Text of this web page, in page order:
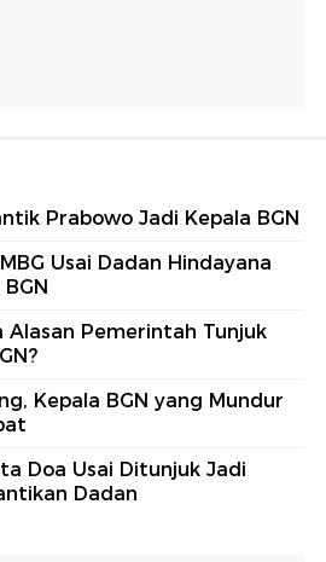
Prabowo Jadi Kepala BGN
Usai Dadan Hindayana
Alasan Pemerintah Tunjuk
Kepala BGN yang Mundur
Doa Usai Ditunjuk Jadi
Dadan